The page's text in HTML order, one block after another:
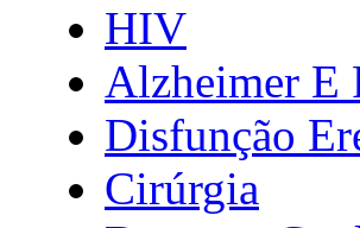
HIV
Alzheimer E
Disfunção
Cirúrgia